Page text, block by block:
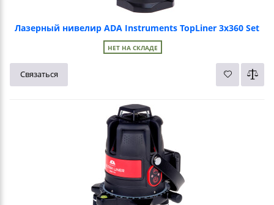
Лазерный нивелир ADA Instruments TopLiner 3x360 Set
НЕТ НА СКЛАДЕ
Связаться